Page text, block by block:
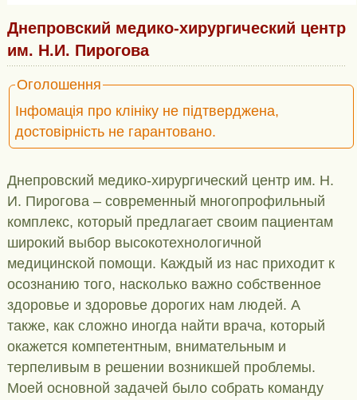
Днепровский медико-хирургический центр
им. Н.И. Пирогова
Оголошення
Інфомація про клініку не підтверджена,
достовірність не гарантовано.
Днепровский медико-хирургический центр им. Н.
И. Пирогова – современный многопрофильный
комплекс, который предлагает своим пациентам
широкий выбор высокотехнологичной
медицинской помощи. Каждый из нас приходит к
осознанию того, насколько важно собственное
здоровье и здоровье дорогих нам людей. А
также, как сложно иногда найти врача, который
окажется компетентным, внимательным и
терпеливым в решении возникшей проблемы.
Моей основной задачей было собрать команду